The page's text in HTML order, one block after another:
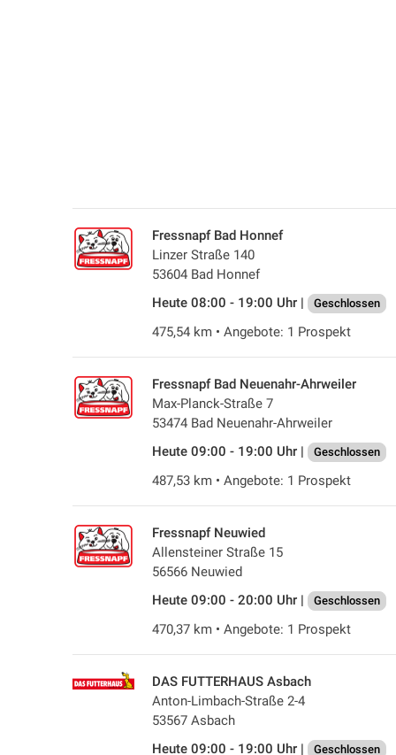
Fressnapf Bad Honnef
Linzer Straße 140
53604 Bad Honnef
Heute 08:00 - 19:00 Uhr |
Geschlossen
475,54 km • Angebote: 1 Prospekt
Fressnapf Bad Neuenahr-Ahrweiler
Max-Planck-Straße 7
53474 Bad Neuenahr-Ahrweiler
Heute 09:00 - 19:00 Uhr |
Geschlossen
487,53 km • Angebote: 1 Prospekt
Fressnapf Neuwied
Allensteiner Straße 15
56566 Neuwied
Heute 09:00 - 20:00 Uhr |
Geschlossen
470,37 km • Angebote: 1 Prospekt
DAS FUTTERHAUS Asbach
Anton-Limbach-Straße 2-4
53567 Asbach
Heute 09:00 - 19:00 Uhr |
Geschlossen